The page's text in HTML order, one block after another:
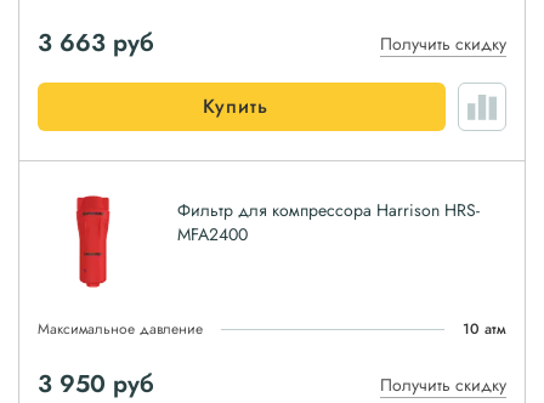
3 663 руб Получить скидку
Купить
Фильтр для компрессора Harrison HRS-
MFA2400
Максимальное давление 10 атм
3 950 руб Получить скидку